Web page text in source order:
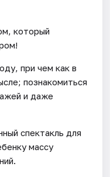
который
при чем как в
познакомиться
и даже
спектакль для
массу